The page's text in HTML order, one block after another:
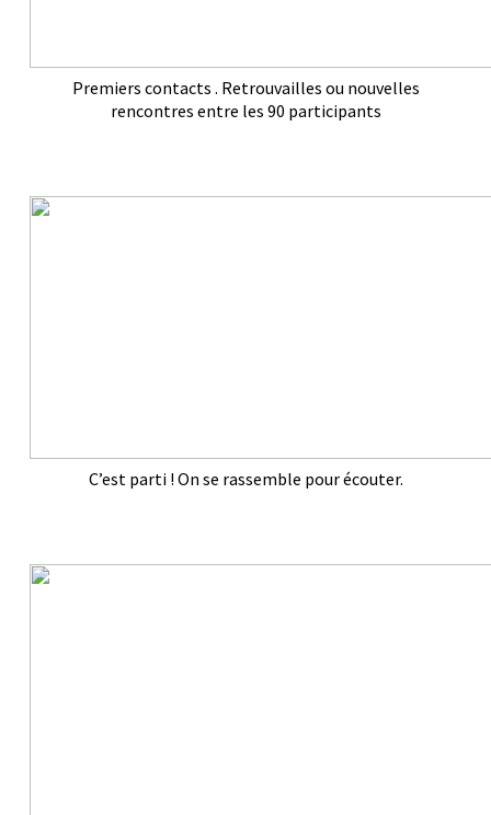
Premiers contacts . Retrouvailles ou nouvelles
rencontres entre les 90 participants
C’est parti ! On se rassemble pour écouter.